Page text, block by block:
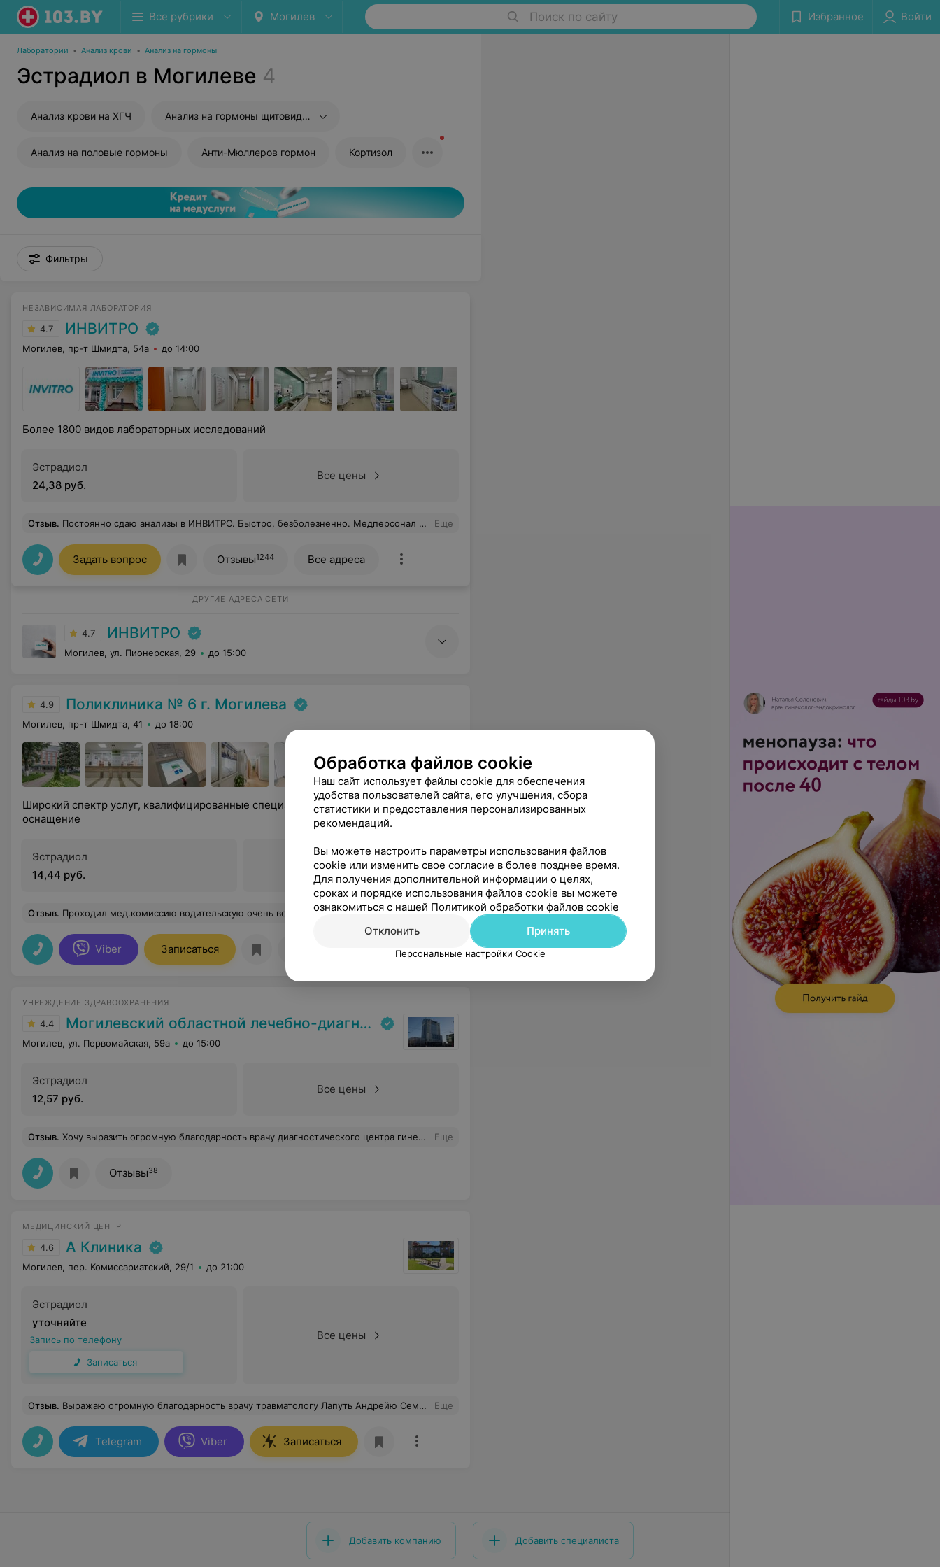
Все рубрики Могилев Поиск по сайту Избранное Войти
Лаборатории • Анализ крови • Анализ на гормоны
Эстрадиол в Могилеве 4
Анализ крови на ХГЧ Анализ на гормоны щитовидной железы
Анализ на половые гормоны Анти-Мюллеров гормон Кортизол
Фильтры
НЕЗАВИСИМАЯ ЛАБОРАТОРИЯ
4.7 ИНВИТРО
Могилев, пр-т Шмидта, 54а до 14:00
Более 1800 видов лабораторных исследований
Эстрадиол
24,38 руб.
Все цены
Отзыв. Постоянно сдаю анализы в ИНВИТРО. Быстро, безболезненно. Медперсонал отлично выполняет свою работу. Качество анализов не вызывает сомнения у докторов. А после взятия крови приятный бонус- чашечка кофе. Рекомендую. Еще
Задать вопрос Отзывы1244 Все адреса
ДРУГИЕ АДРЕСА СЕТИ
4.7 ИНВИТРО
Могилев, ул. Пионерская, 29 до 15:00
4.9 Поликлиника № 6 г. Могилева
Могилев, пр-т Шмидта, 41 до 18:00
Широкий спектр услуг, квалифицированные специалисты и современное
оснащение
Эстрадиол
14,44 руб.
Все цены
Отзыв. Проходил мед.комиссию водительскую очень все понравилось оперативно, все на высшем уровне,врачи очень хорошие специалисты! В самой поликлинике приятно находиться ремонт хороший. Еще
Viber Записаться
УЧРЕЖДЕНИЕ ЗДРАВООХРАНЕНИЯ
4.4 Могилевский областной лечебно-диагностический центр
Могилев, ул. Первомайская, 59а до 15:00
Эстрадиол
12,57 руб.
Все цены
Отзыв. Хочу выразить огромную благодарность врачу диагностического центра гинекологу-эндокринологу Ирине Анатольевне! Это специалист с Большой буквы. очень внимательное отношение, глубокое знание своей сферы, и что немаловажно, чуткий подход к пациенту. Доктор не просто выписал лечение, а подробно объяснил причину моих проблем с циклом и гормональным фоном, ответил на все вопросы, развеял, страхи. После долгих лет безуспешной попыток наладить здоровье, именно у Ирины Анатольевны Беловой я получила внятную картину моего теперешнего состояния и действенную схему лечения. Огромное спасибо за ваш труд м профессионализм. Еще
Отзывы38
МЕДИЦИНСКИЙ ЦЕНТР
4.6 А Клиника
Могилев, пер. Комиссариатский, 29/1 до 21:00
Эстрадиол
уточняйте
Запись по телефону
Записаться
Все цены
Отзыв. Выражаю огромную благодарность врачу травматологу Лапуть Андрейю Семёновичу.За оказанную мне грамотную квалифицированную медицинскую помощь и ответственный подход, он специалист своего дела.Также спасибо медицинскому персоналу, вы - лучшие! Спасибо! Еще
Telegram Viber Записаться
Добавить компанию Добавить специалиста
Обработка файлов cookie
Наш сайт использует файлы cookie для обеспечения
удобства пользователей сайта, его улучшения, сбора
статистики и предоставления персонализированных
рекомендаций.
Вы можете настроить параметры использования файлов
cookie или изменить свое согласие в более позднее время.
Для получения дополнительной информации о целях,
сроках и порядке использования файлов cookie вы можете
ознакомиться с нашей Политикой обработки файлов cookie
Отклонить
Принять
Персональные настройки Cookie